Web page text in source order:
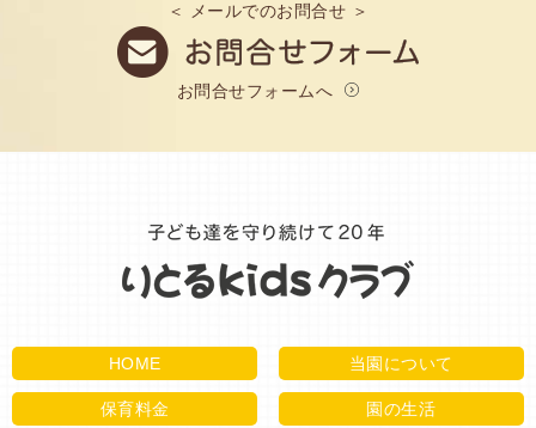
＜ メールでのお問合せ ＞
お問合せフォームへ
HOME 当園について
保育料金 園の生活